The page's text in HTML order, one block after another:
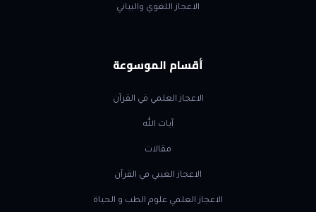
الاعجاز اللغوي والبياني
أقسام الموسوعة
الاعجاز العلمي في القرآن
آيات الله
مقالات
الاعجاز الغيبي في القرآن
الاعجاز العلمي علوم الطب و الحياة